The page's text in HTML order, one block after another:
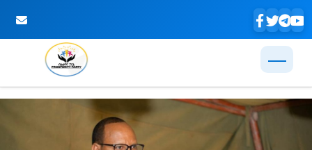
Skip to Main Content